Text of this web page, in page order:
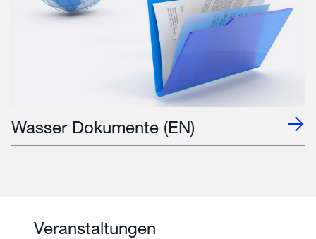
Wasser Dokumente (EN)
Veranstaltungen